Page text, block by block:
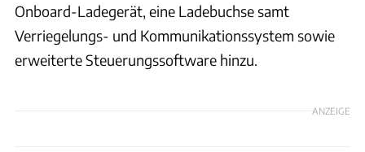
Onboard-Ladegerät, eine Ladebuchse samt
Verriegelungs- und Kommunikationssystem sowie
erweiterte Steuerungssoftware hinzu.
ANZEIGE